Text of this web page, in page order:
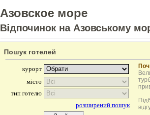
Азовское море
Відпочинок на Азовському
Пошук готелей